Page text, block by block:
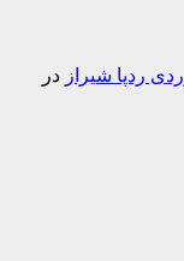
در